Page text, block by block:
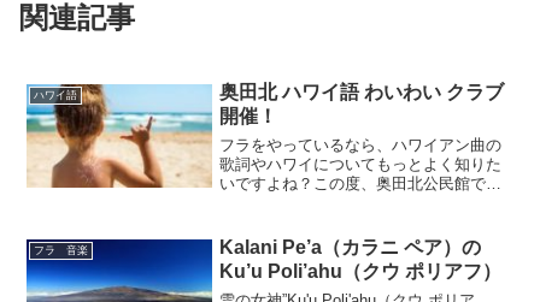
関連記事
ハワイ語
奥田北 ハワイ語 わいわい クラブ
開催！
フラをやっているなら、ハワイアン曲の
歌詞やハワイについてもっとよく知りた
いですよね？この度、奥田北公民館で
て、みんなで学びましょう！」という集
まりです。このサークル...
フラ 音楽
Kalani Pe’a（カラニ ペア）の
Ku’u Poli’ahu（クウ ポリアフ）